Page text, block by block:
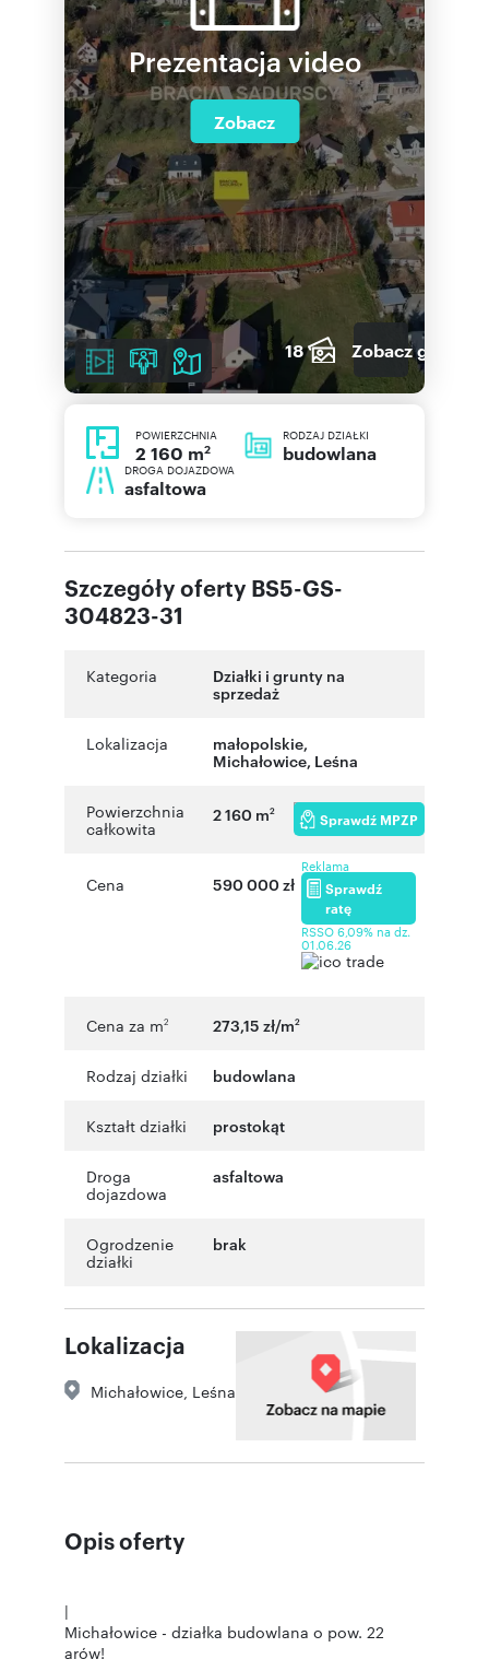
Prezentacja video
Zobacz
18 Zobacz galerię
POWIERZCHNIA
2 160 m2
RODZAJ DZIAŁKI
budowlana
DROGA DOJAZDOWA
asfaltowa
Szczegóły oferty BS5-GS-
304823-31
Kategoria
Działki i grunty na
sprzedaż
Lokalizacja małopolskie,
Michałowice, Leśna
Powierzchnia
całkowita
2 160 m2 Sprawdź MPZP
Cena 590 000 zł
Reklama
Sprawdź
ratę
RSSO 6,09% na dz.
01.06.26
Cena za m2 273,15 zł/m2
Rodzaj działki budowlana
Kształt działki prostokąt
Droga
dojazdowa
asfaltowa
Ogrodzenie
działki
brak
Lokalizacja
Michałowice Leśna
Opis oferty
|
Michałowice - działka budowlana o pow. 22
arów!